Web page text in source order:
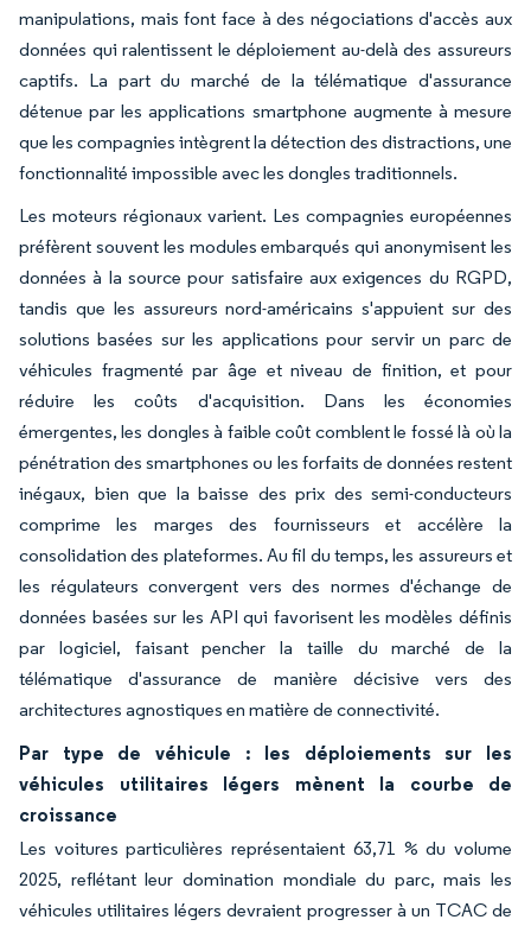
manipulations, mais font face à des négociations d'accès aux
données qui ralentissent le déploiement au-delà des assureurs
captifs. La part du marché de la télématique d'assurance
détenue par les applications smartphone augmente à mesure
que les compagnies intègrent la détection des distractions, une
fonctionnalité impossible avec les dongles traditionnels.
Les moteurs régionaux varient. Les compagnies européennes
préfèrent souvent les modules embarqués qui anonymisent les
données à la source pour satisfaire aux exigences du RGPD,
tandis que les assureurs nord-américains s'appuient sur des
solutions basées sur les applications pour servir un parc de
véhicules fragmenté par âge et niveau de finition, et pour
réduire les coûts d'acquisition. Dans les économies
émergentes, les dongles à faible coût comblent le fossé là où la
pénétration des smartphones ou les forfaits de données restent
inégaux, bien que la baisse des prix des semi-conducteurs
comprime les marges des fournisseurs et accélère la
consolidation des plateformes. Au fil du temps, les assureurs et
les régulateurs convergent vers des normes d'échange de
données basées sur les API qui favorisent les modèles définis
par logiciel, faisant pencher la taille du marché de la
télématique d'assurance de manière décisive vers des
architectures agnostiques en matière de connectivité.
Par type de véhicule : les déploiements sur les
véhicules utilitaires légers mènent la courbe de
croissance
Les voitures particulières représentaient 63,71 % du volume
2025, reflétant leur domination mondiale du parc, mais les
véhicules utilitaires légers devraient progresser à un TCAC de